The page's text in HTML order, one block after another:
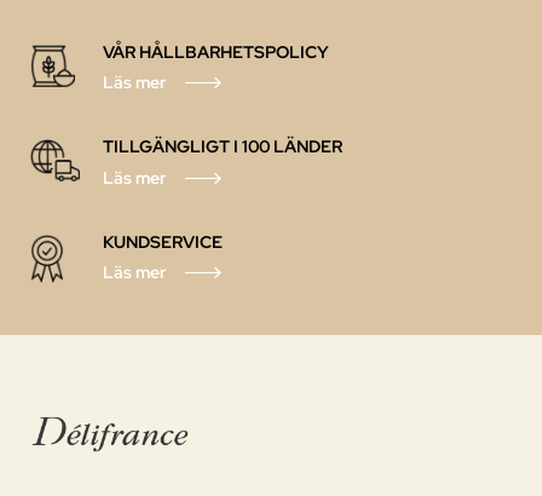
VÅR HÅLLBARHETSPOLICY
Läs mer
TILLGÄNGLIGT I 100 LÄNDER
Läs mer
KUNDSERVICE
Läs mer